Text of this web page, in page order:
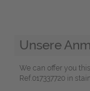
Unsere
We can offer you
Ref.017337720 in